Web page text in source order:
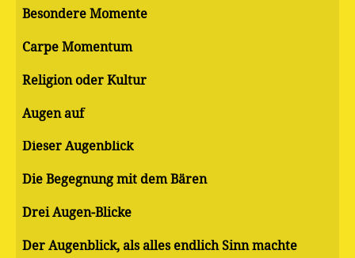
Besondere Momente
Carpe Momentum
Religion oder Kultur
Augen auf
Dieser Augenblick
Die Begegnung mit dem Bären
Drei Augen-Blicke
Der Augenblick, als alles endlich Sinn machte